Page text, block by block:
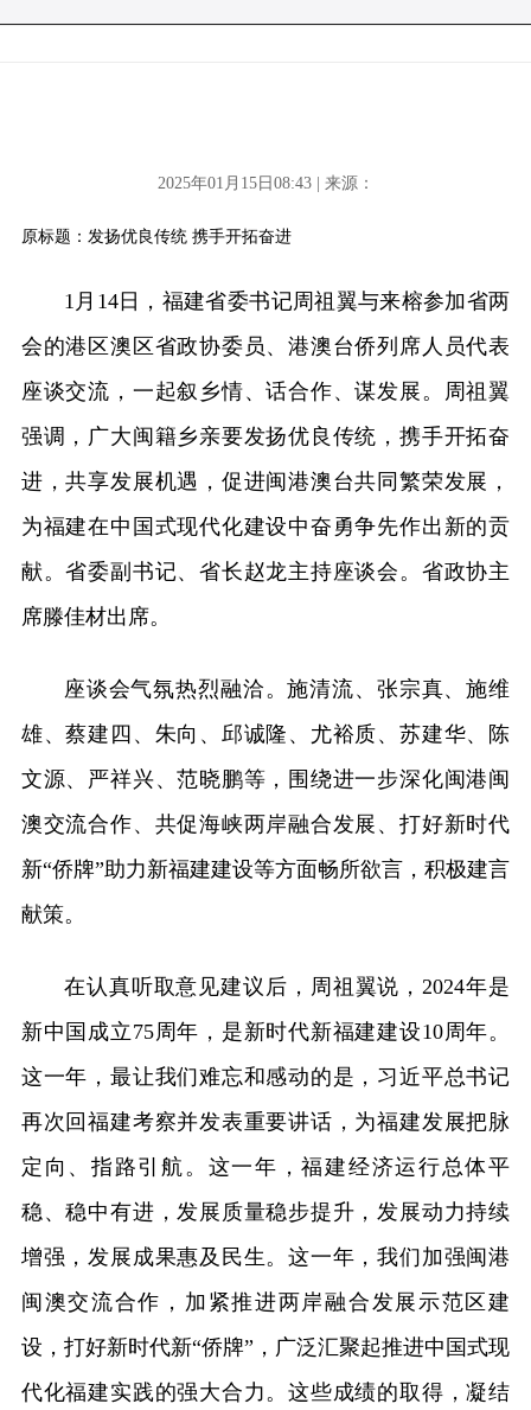
2025年01月15日08:43 | 来源：
原标题：发扬优良传统 携手开拓奋进
1月14日，福建省委书记周祖翼与来榕参加省两
会的港区澳区省政协委员、港澳台侨列席人员代表
座谈交流，一起叙乡情、话合作、谋发展。周祖翼
强调，广大闽籍乡亲要发扬优良传统，携手开拓奋
进，共享发展机遇，促进闽港澳台共同繁荣发展，
为福建在中国式现代化建设中奋勇争先作出新的贡
献。省委副书记、省长赵龙主持座谈会。省政协主
席滕佳材出席。
座谈会气氛热烈融洽。施清流、张宗真、施维
雄、蔡建四、朱向、邱诚隆、尤裕质、苏建华、陈
文源、严祥兴、范晓鹏等，围绕进一步深化闽港闽
澳交流合作、共促海峡两岸融合发展、打好新时代
新“侨牌”助力新福建建设等方面畅所欲言，积极建言
献策。
在认真听取意见建议后，周祖翼说，2024年是
新中国成立75周年，是新时代新福建建设10周年。
这一年，最让我们难忘和感动的是，习近平总书记
再次回福建考察并发表重要讲话，为福建发展把脉
定向、指路引航。这一年，福建经济运行总体平
稳、稳中有进，发展质量稳步提升，发展动力持续
增强，发展成果惠及民生。这一年，我们加强闽港
闽澳交流合作，加紧推进两岸融合发展示范区建
设，打好新时代新“侨牌”，广泛汇聚起推进中国式现
代化福建实践的强大合力。这些成绩的取得，凝结